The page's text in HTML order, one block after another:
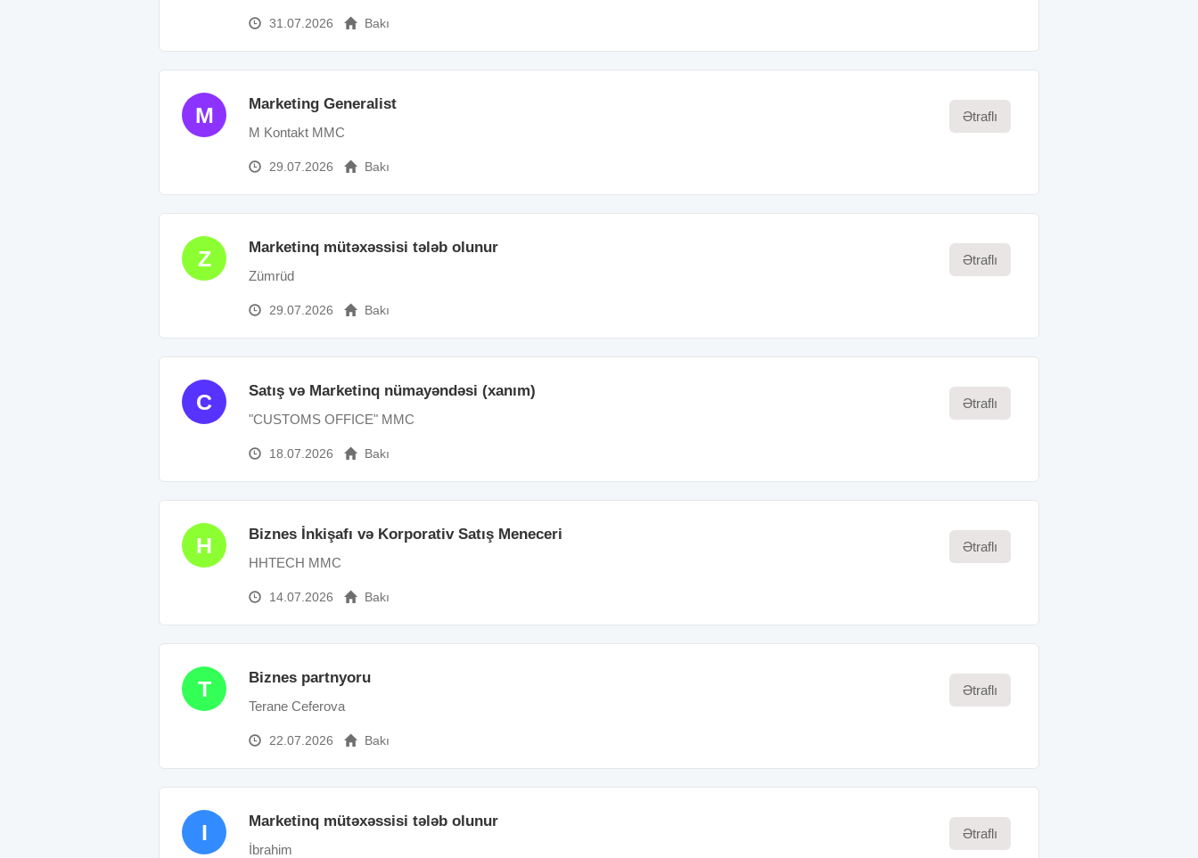
31.07.2026 Bakı
M Marketing Generalist
M Kontakt MMC
29.07.2026 Bakı
Ətraflı
Z Marketinq mütəxəssisi tələb olunur
Zümrüd
29.07.2026 Bakı
Ətraflı
C Satış və Marketinq nümayəndəsi (xanım)
"CUSTOMS OFFICE" MMC
18.07.2026 Bakı
Ətraflı
H Biznes İnkişafı və Korporativ Satış Meneceri
HHTECH MMC
14.07.2026 Bakı
Ətraflı
T Biznes partnyoru
Terane Ceferova
22.07.2026 Bakı
Ətraflı
I Marketinq mütəxəssisi tələb olunur
İbrahim
Ətraflı